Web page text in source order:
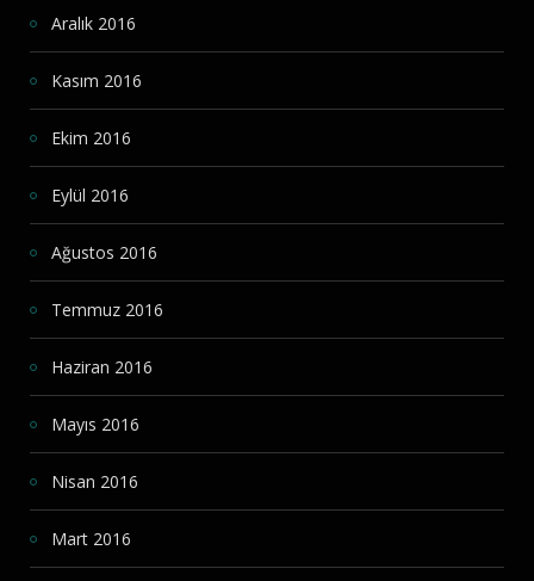
Aralık 2016
Kasım 2016
Ekim 2016
Eylül 2016
Ağustos 2016
Temmuz 2016
Haziran 2016
Mayıs 2016
Nisan 2016
Mart 2016